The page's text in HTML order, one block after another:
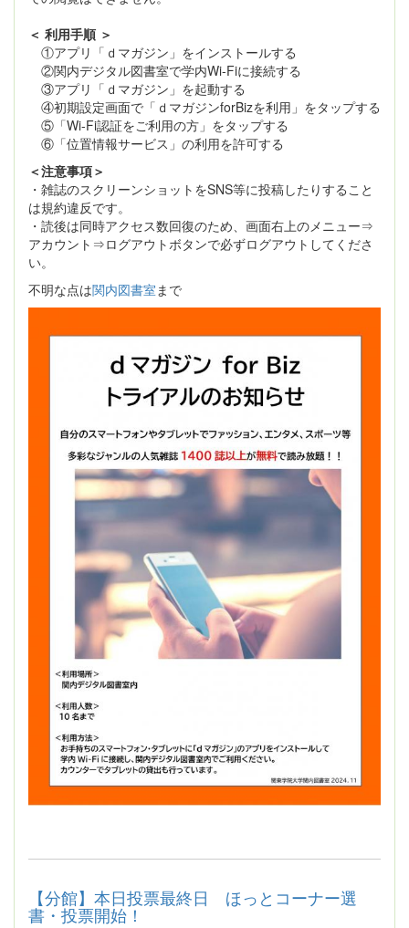
＜ 利用手順 ＞
①アプリ「ｄマガジン」をインストールする
②関内デジタル図書室で学内Wi-Fiに接続する
③アプリ「ｄマガジン」を起動する
④初期設定画面で「ｄマガジンforBizを利用」をタップする
⑤「Wi-Fi認証をご利用の方」をタップする
⑥「位置情報サービス」の利用を許可する
＜注意事項＞
・雑誌のスクリーンショットをSNS等に投稿したりすること
は規約違反です。
・読後は同時アクセス数回復のため、画面右上のメニュー⇒
アカウント⇒ログアウトボタンで必ずログアウトしてくださ
い。
不明な点は関内図書室 まで
【分館】本日投票最終日 ほっとコーナー選
書・投票開始！